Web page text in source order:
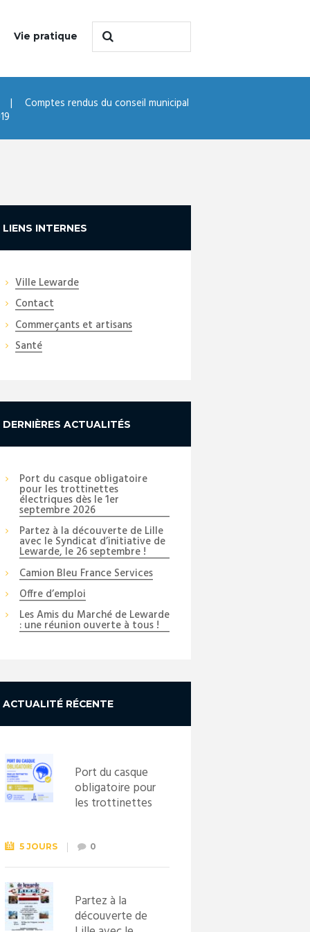
Vie pratique
Comptes rendus du conseil municipal
LIENS INTERNES
Ville Lewarde
Contact
Commerçants et artisans
Santé
DERNIÈRES ACTUALITÉS
Port du casque obligatoire
pour les trottinettes
électriques dès le 1er
septembre 2026
Partez à la découverte de Lille
avec le Syndicat d’initiative de
Lewarde, le 26 septembre !
Camion Bleu France Services
Offre d’emploi
Les Amis du Marché de Lewarde
: une réunion ouverte à tous !
ACTUALITÉ RÉCENTE
Port du casque
obligatoire pour
les trottinettes
septembre
2026
5 JOURS 0
Partez à la
découverte de